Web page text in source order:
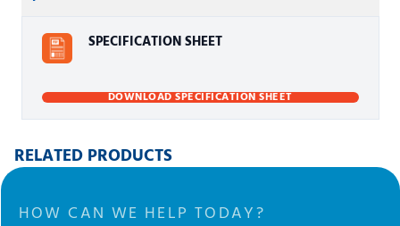
SPECIFICATION SHEET
DOWNLOAD SPECIFICATION SHEET
RELATED PRODUCTS
HOW CAN WE HELP TODAY?